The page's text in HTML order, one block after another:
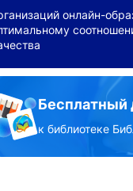
онлайн-
Бесплатный
к библиотеке